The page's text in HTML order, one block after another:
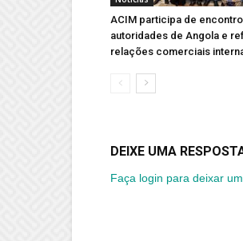
ACIM participa de
autoridades de Angola e
relações comerciais
DEIXE UMA
Faça login para deixar